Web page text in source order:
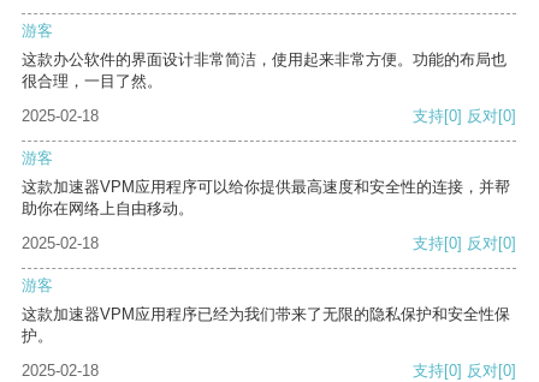
游客
这款办公软件的界面设计非常简洁，使用起来非常方便。功能的布局也
很合理，一目了然。
2025-02-18
支持[0] 反对[0]
游客
这款加速器VPM应用程序可以给你提供最高速度和安全性的连接，并帮
助你在网络上自由移动。
2025-02-18
支持[0] 反对[0]
游客
这款加速器VPM应用程序已经为我们带来了无限的隐私保护和安全性保
护。
2025-02-18
支持[0] 反对[0]